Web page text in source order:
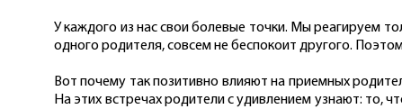
У каждого из нас свои болевые точки. Мы реагируем
одного родителя, совсем не беспокоит другого.
Вот почему так позитивно влияют на приемных
На этих встречах родители с удивлением узнают: то,